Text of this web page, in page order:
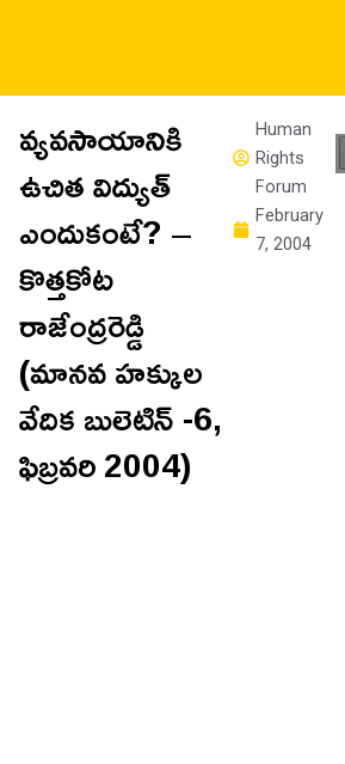
వ్యవసాయానికి
ఉచిత విద్యుత్
ఎందుకంటే? –
కొత్తకోట
రాజేంద్రరెడ్డి
(మానవ హక్కుల
వేదిక బులెటిన్ -6,
ఫిబ్రవరి 2004)
Human
Rights
Forum
February
7, 2004